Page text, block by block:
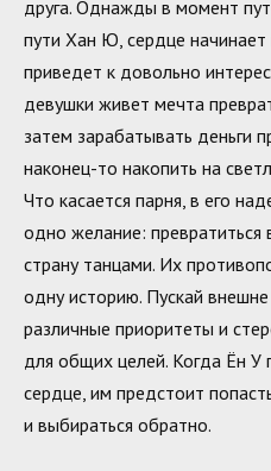
друга. Однажды в момент
пути Хан Ю, сердце начинает
приведет к довольно
девушки живет мечта
затем зарабатывать деньги
наконец-то накопить на
Что касается парня, в его
одно желание: превратиться
страну танцами. Их
одну историю. Пускай
различные приоритеты и
для общих целей. Когда Ён У
сердце, им предстоит
и выбираться обратно.